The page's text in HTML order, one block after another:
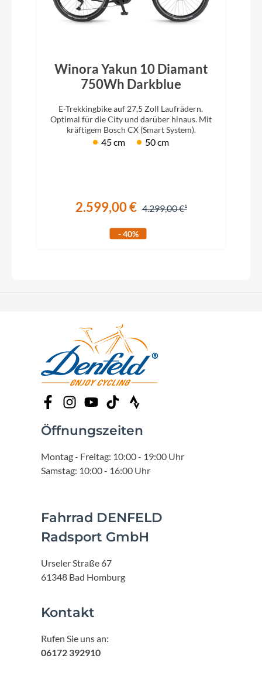
Winora Yakun 10 Diamant
750Wh Darkblue
E-Trekkingbike auf 27,5 Zoll Laufrädern.
Optimal für die City und darüber hinaus. Mit
kräftigem Bosch CX (Smart System).
45 cm 50 cm
2.599,00 € 4.299,00 €
- 40%
Öffnungszeiten
Montag - Freitag: 10:00 - 19:00 Uhr
Samstag: 10:00 - 16:00 Uhr
Fahrrad DENFELD
Radsport GmbH
Urseler Straße 67
61348 Bad Homburg
Kontakt
Rufen Sie uns an:
06172 392910